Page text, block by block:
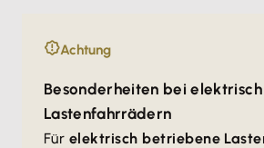
Achtung
Besonderheiten bei
Lastenfahrrädern
Für elektrisch betriebene